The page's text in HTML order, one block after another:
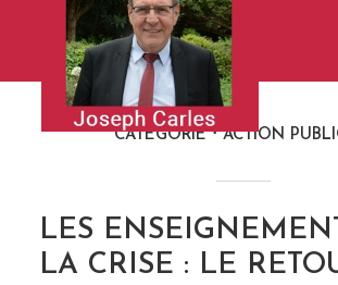
CATÉGORIE ACTION
LES
LA CRISE : LE